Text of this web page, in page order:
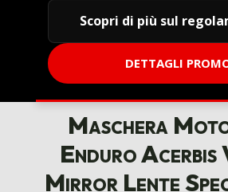
Scopri di più sul
DETTAGLI
Maschera
Enduro Acerbis
Mirror Lente